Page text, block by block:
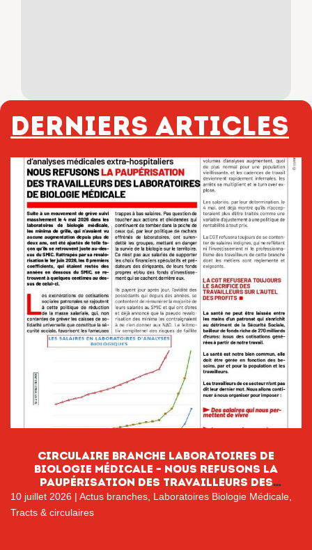
Derniers articles
CIRCULAIRE BRANCHE LABORATOIRES DE
BIOLOGIE MÉDICALE – NOUS REFUSONS LA
PAUPÉRISATION DES TRAVAILLEURS DES
LABORATOIRES DE BIOLOGIE MÉDICALE
10 juillet 2026 | Actus branches, Laboratoires Biologie Médicale,
Tracts & circulaires